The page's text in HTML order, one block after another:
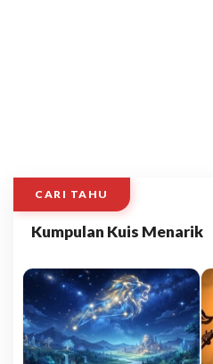
CARI TAHU
Kumpulan Kuis Menarik